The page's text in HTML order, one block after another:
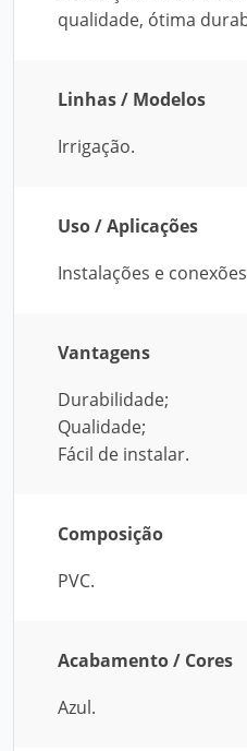
qualidade, ótima
Linhas / Modelos
Irrigação.
Uso / Aplicações
Instalações e
Vantagens
Durabilidade;
Qualidade;
Fácil de instalar.
Composição
PVC.
Acabamento / Cores
Azul.